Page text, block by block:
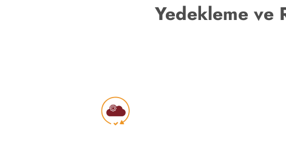
Yedekleme ve